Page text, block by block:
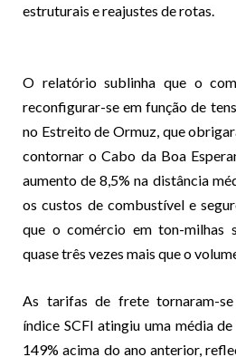
estruturais e reajustes de rotas.
O relatório sublinha que o
reconfigurar-se em função de
no Estreito de Ormuz, que
contornar o Cabo da Boa
aumento de 8,5% na distância
os custos de combustível e
que o comércio em ton-milhas
quase três vezes mais que o
As tarifas de frete tornaram-
índice SCFI atingiu uma média
149% acima do ano anterior,